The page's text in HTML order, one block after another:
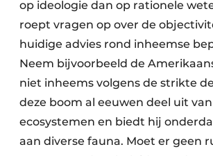
op ideologie dan op rationele
roept vragen op over de
huidige advies rond inheemse
Neem bijvoorbeeld de
niet inheems volgens de strikte
deze boom al eeuwen deel uit
ecosystemen en biedt hij
aan diverse fauna. Moet er geen